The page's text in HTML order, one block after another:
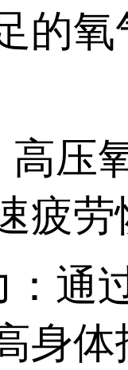
的
高压
疲
：通
身